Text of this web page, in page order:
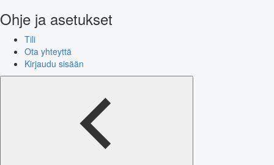
Ohje ja asetukset
Tili
Ota yhteyttä
Kirjaudu sisään